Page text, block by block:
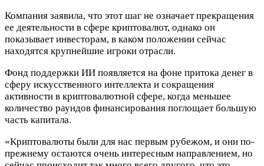
Компания заявила, что этот шаг не означает прекращения
ее деятельности в сфере криптовалют, однако он
показывает инвесторам, в каком положении сейчас
находятся крупнейшие игроки отрасли.
Фонд поддержки ИИ появляется на фоне притока денег в
сферу искусственного интеллекта и сокращения
активности в криптовалютной сфере, когда меньшее
количество раундов финансирования поглощает большую
часть капитала.
«Криптовалюты были для нас первым рубежом, и они по-
прежнему остаются очень интересным направлением, но